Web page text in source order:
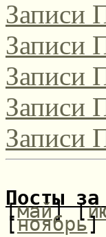
Записи
Записи
Записи
Записи
Записи
Посты
[май] [
[ноябрь]